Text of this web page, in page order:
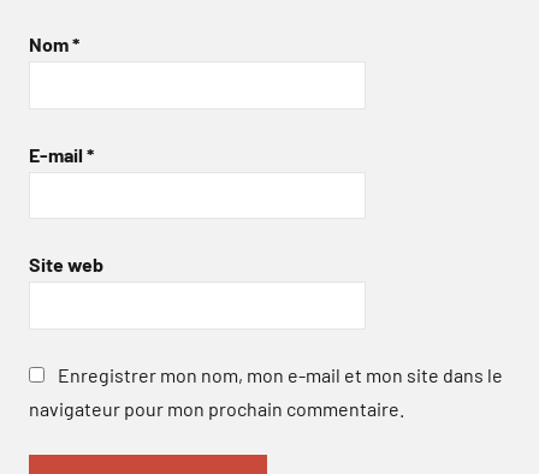
Nom*
E-mail *
Site web
Enregistrer mon nom, mon e-mail et mon site dans le
navigateur pour mon prochain commentaire.